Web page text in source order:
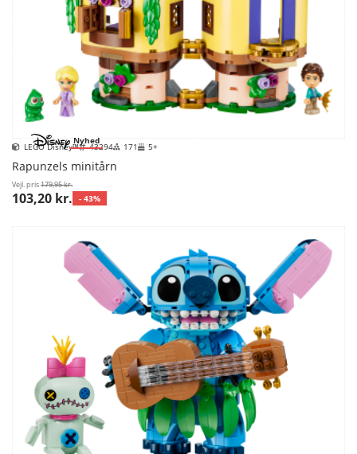
Nyhed
LEGO Disney™ 43294 171 5+
Rapunzels minitårn
Vejl. pris179,95 kr.
103,20 kr. - 43%